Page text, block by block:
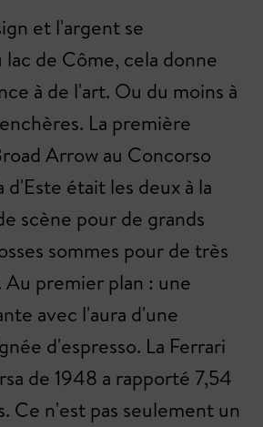
et l'argent se
de Côme, cela donne
à de l'art. Ou du moins à
La première
Arrow au Concorso
d'Este était les deux à la
scène pour de grands
sommes pour de très
premier plan : une
avec l'aura d'une
d'espresso. La Ferrari
de 1948 a rapporté 7,54
Ce n'est pas seulement un